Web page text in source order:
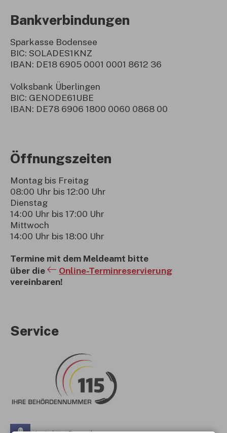
Bankverbindungen
Sparkasse Bodensee
BIC: SOLADES1KNZ
IBAN: DE18 6905 0001 0001 8612 36
Volksbank Überlingen
BIC: GENODE61UBE
IBAN: DE78 6906 1800 0060 0868 00
Öffnungszeiten
Montag bis Freitag
08:00 Uhr bis 12:00 Uhr
Dienstag
14:00 Uhr bis 17:00 Uhr
Mittwoch
14:00 Uhr bis 18:00 Uhr
Termine mit dem Meldeamt bitte
über die
Online-Terminreservierung
vereinbaren!
Service